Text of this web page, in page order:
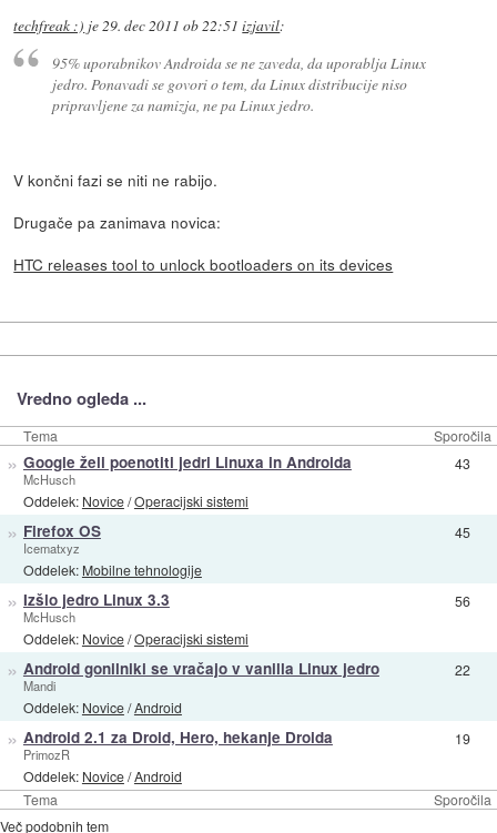
techfreak :) je29. dec 2011 ob 22:51 izjavil:
95% uporabnikov Androida se ne zaveda, da uporablja Linux
jedro. Ponavadi se govori o tem, da Linux distribucije niso
pripravljene za namizja, ne pa Linux jedro.
V končni fazi se niti ne rabijo.
Drugače pa zanimava novica:
HTC releases tool to unlock bootloaders on its devices
Vredno ogleda ...
Tema Sporočila
Tema Sporočila
» Google želi poenotiti jedri Linuxa in Androida
McHusch
Oddelek: Novice/Operacijski sistemi
43
» Firefox OS
Icematxyz
Oddelek: Mobilne tehnologije
45
» Izšlo jedro Linux 3.3
McHusch
Oddelek: Novice/Operacijski sistemi
56
» Android gonilniki se vračajo v vanilla Linux jedro
Mandi
Oddelek: Novice/Android
22
» Android 2.1 za Droid, Hero, hekanje Droida
PrimozR
Oddelek: Novice/Android
19
Več podobnih tem